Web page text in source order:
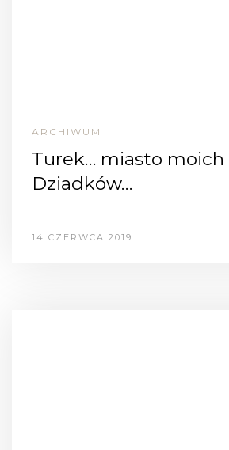
ARCHIWUM
Turek… miasto moich
Dziadków…
14 CZERWCA 2019